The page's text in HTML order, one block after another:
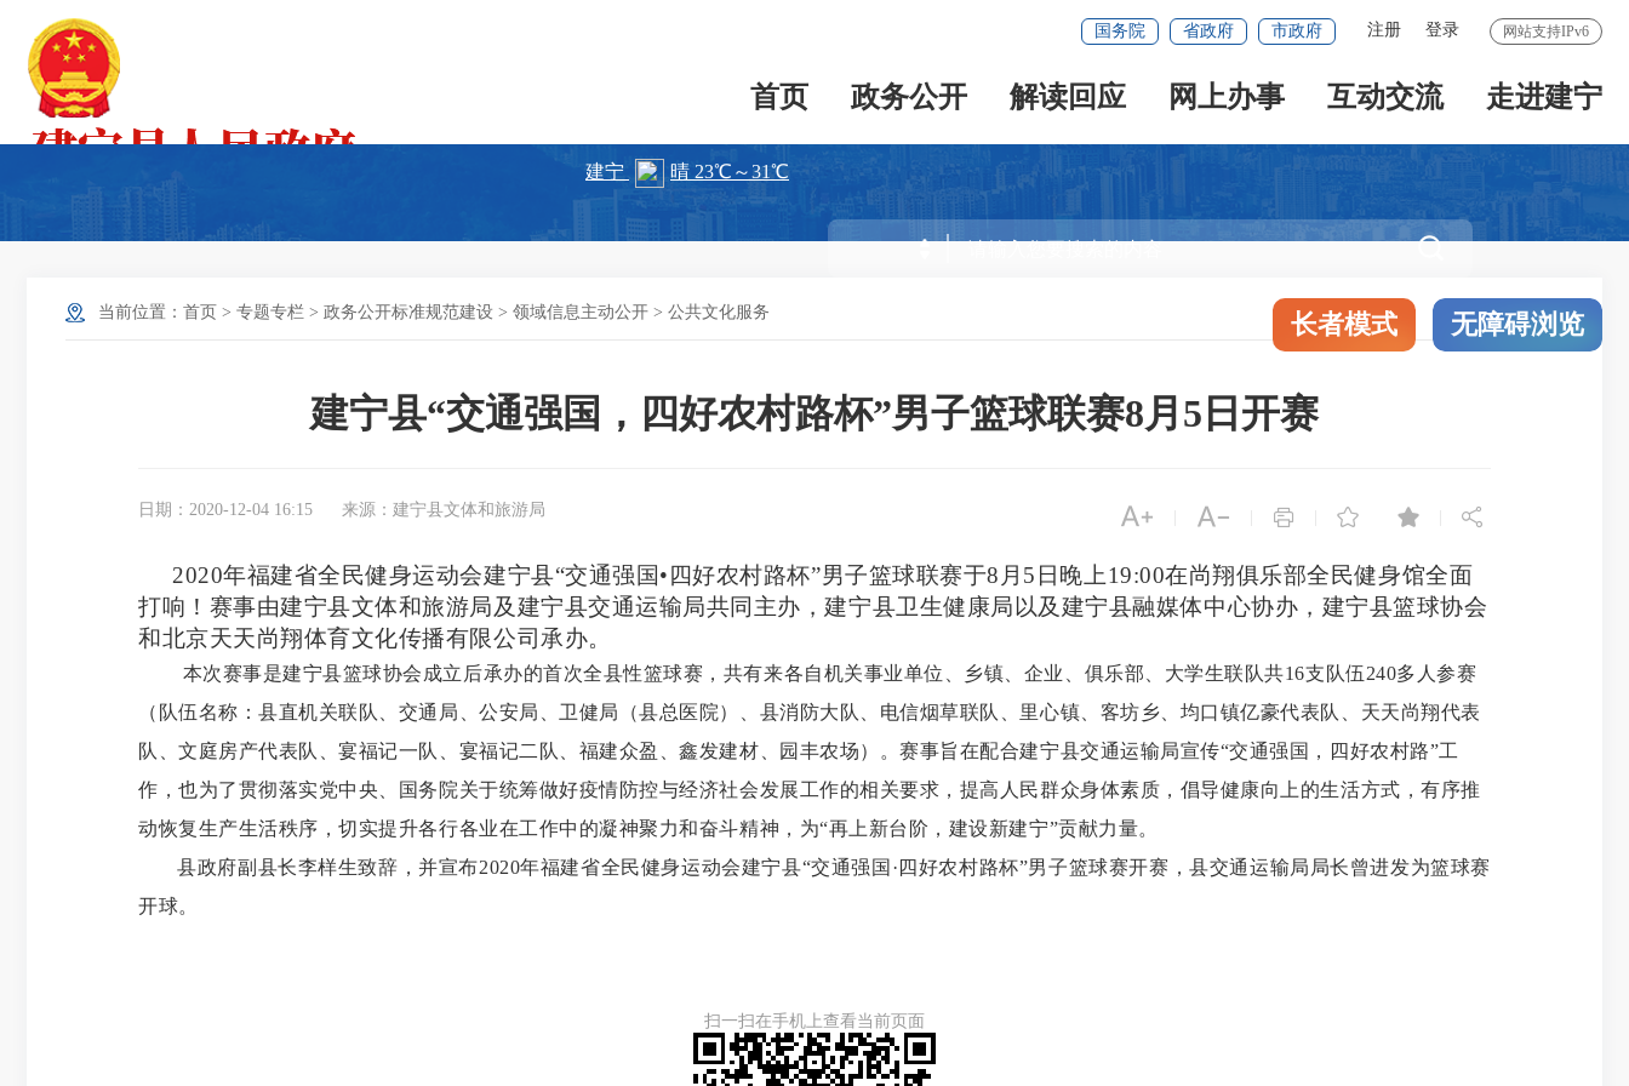
网站支持IPv6
注册 登录
国务院 省政府 市政府
首页 政务公开 解读回应 网上办事 互动交流 走进建宁

长者模式 无障碍浏览
当前位置： 首页 > 专题专栏 > 政务公开标准规范建设 > 领域信息主动公开 > 公共文化服务
建宁县“交通强国，四好农村路杯”男子篮球联赛8月5日开赛
日期：2020-12-04 16:15 来源：建宁县文体和旅游局      
2020年福建省全民健身运动会建宁县“交通强国•四好农村路杯”男子篮球联赛于8 月 5 日晚上19:00在尚翔俱乐部全民健身馆全面
打响！赛事由建宁县文体和旅游局及建宁县交通运输局共同主办，建宁县卫生健康局以及建宁县融媒体中心协办，建宁县篮球协会
和北京天天尚翔体育文化传播有限公司承办。
本次赛事是建宁县篮球协会成立后承办的首次全县性篮球赛，共有来各自机关事业单位、乡镇、企业、俱乐部、大学生联队共16支队伍240多人参赛
（队伍名称：县直机关联队、交通局、公安局、卫健局（县总医院）、县消防大队、电信烟草联队、里心镇、客坊乡、均口镇亿豪代表队、天天尚翔代表
队、文庭房产代表队、宴福记一队、宴福记二队、福建众盈、鑫发建材、园丰农场）。赛事旨在配合建宁县交通运输局宣传“交通强国，四好农村路”工
作，也为了贯彻落实党中央、国务院关于统筹做好疫情防控与经济社会发展工作的相关要求，提高人民群众身体素质，倡导健康向上的生活方式，有序推
动恢复生产生活秩序，切实提升各行各业在工作中的凝神聚力和奋斗精神，为“再上新台阶，建设新建宁”贡献力量。
县政府副县长李样生致辞，并宣布2020年福建省全民健身运动会建宁县“交通强国·四好农村路杯”男子篮球赛开赛，县交通运输局局长曾进发为篮球赛
开球。
扫一扫在手机上查看当前页面